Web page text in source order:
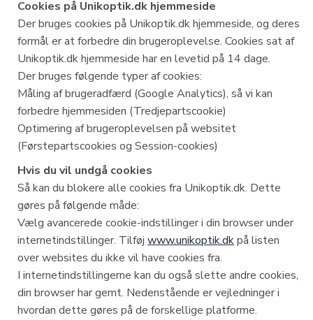
Cookies på Unikoptik.dk hjemmeside
Der bruges cookies på Unikoptik.dk hjemmeside, og deres
formål er at forbedre din brugeroplevelse. Cookies sat af
Unikoptik.dk hjemmeside har en levetid på 14 dage.
Der bruges følgende typer af cookies:
Måling af brugeradfærd (Google Analytics), så vi kan
forbedre hjemmesiden (Tredjepartscookie)
Optimering af brugeroplevelsen på websitet
(Førstepartscookies og Session-cookies)
Hvis du vil undgå cookies
Så kan du blokere alle cookies fra Unikoptik.dk. Dette
gøres på følgende måde:
Vælg avancerede cookie-indstillinger i din browser under
internetindstillinger. Tilføj www.unikoptik.dkpå listen
over websites du ikke vil have cookies fra.
I internetindstillingerne kan du også slette andre cookies,
din browser har gemt. Nedenstående er vejledninger i
hvordan dette gøres på de forskellige platforme.